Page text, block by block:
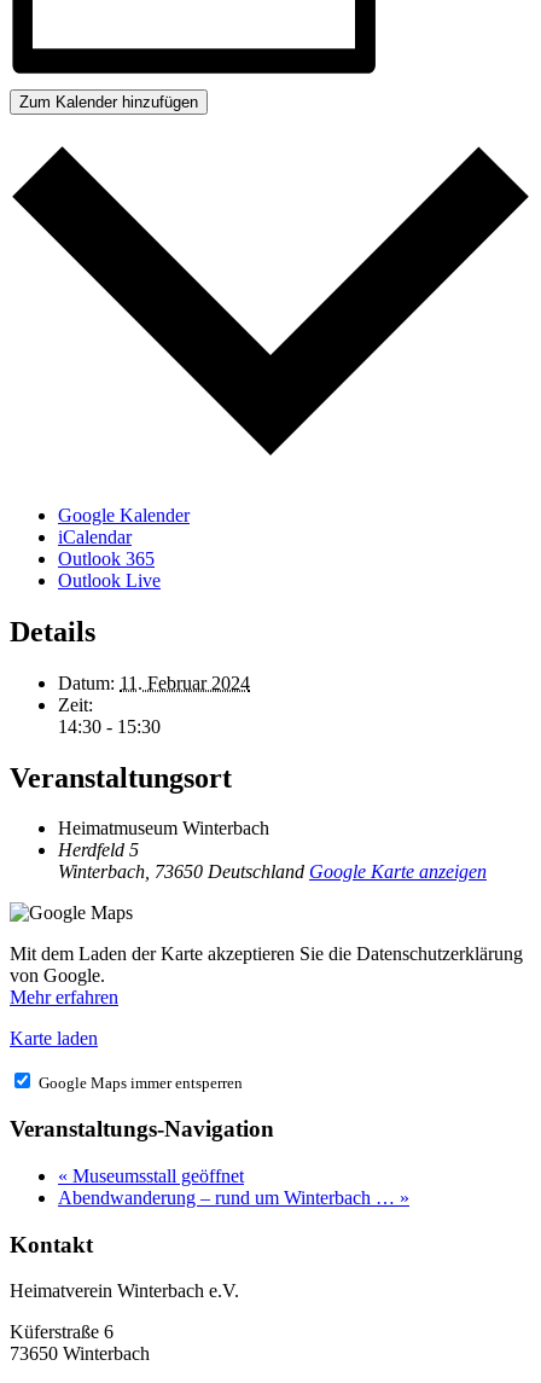
Zum Kalender hinzufügen
Google Kalender
iCalendar
Outlook 365
Outlook Live
Details
Datum: 11. Februar 2024
Zeit:
14:30 - 15:30
Veranstaltungsort
Heimatmuseum Winterbach
Herdfeld 5
Winterbach, 73650 Deutschland Google Karte anzeigen
Mit dem Laden der Karte akzeptieren Sie die Datenschutzerklärung
von Google.
Mehr erfahren
Karte laden
Google Maps immer entsperren
Veranstaltungs-Navigation
« Museumsstall geöffnet
Abendwanderung – rund um Winterbach … »
Kontakt
Heimatverein Winterbach e.V.
Küferstraße 6
73650 Winterbach